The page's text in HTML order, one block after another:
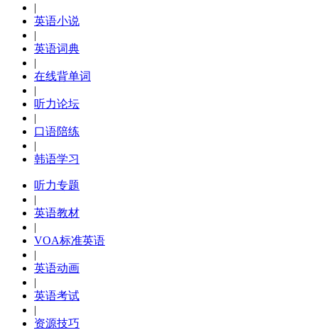
|
英语小说
|
英语词典
|
在线背单词
|
听力论坛
|
口语陪练
|
韩语学习
听力专题
|
英语教材
|
VOA标准英语
|
英语动画
|
英语考试
|
资源技巧